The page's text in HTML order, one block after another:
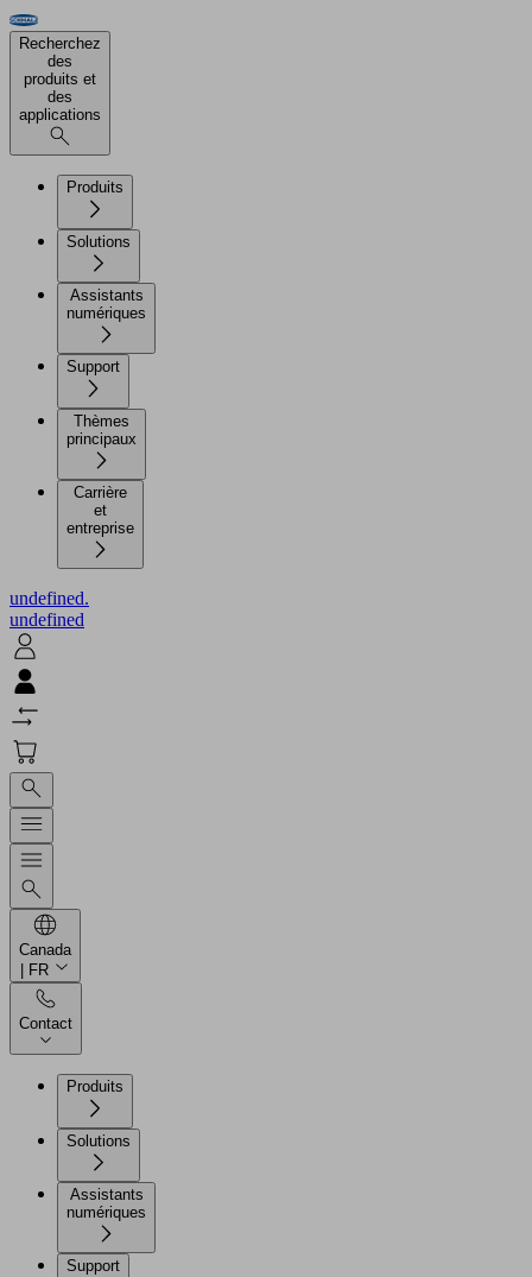
Recherchez
des
produits et
des
applications
Produits
Solutions
Assistants
numériques
Support
Thèmes
principaux
Carrière
et
entreprise
undefined.
undefined
Canada
| FR
Contact
Produits
Solutions
Assistants
numériques
Support